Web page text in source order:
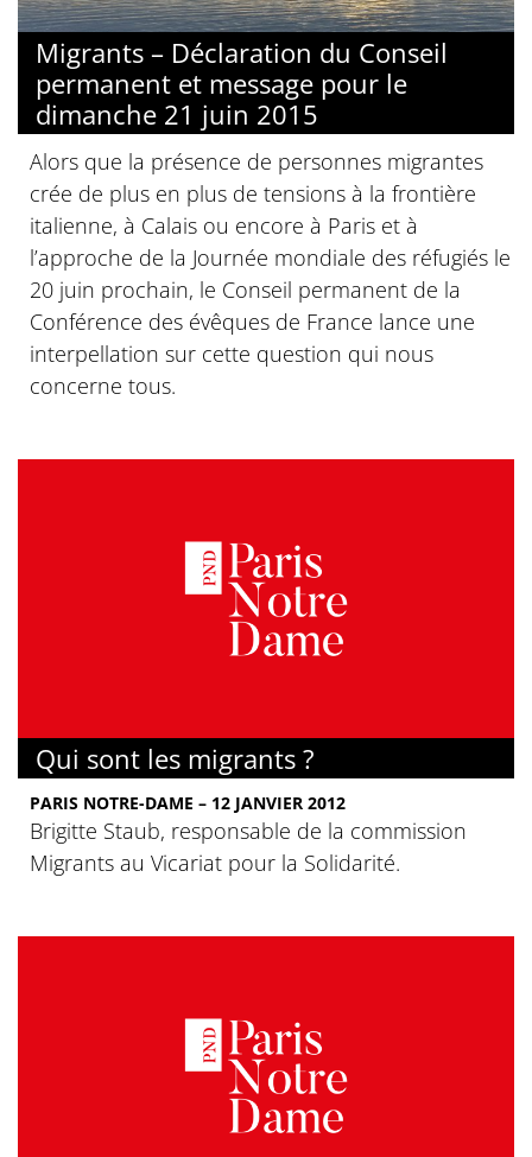
Migrants – Déclaration du Conseil
permanent et message pour le
dimanche 21 juin 2015
Alors que la présence de personnes migrantes
crée de plus en plus de tensions à la frontière
italienne, à Calais ou encore à Paris et à
l’approche de la Journée mondiale des réfugiés le
20 juin prochain, le Conseil permanent de la
Conférence des évêques de France lance une
interpellation sur cette question qui nous
concerne tous.
Qui sont les migrants ?
PARIS NOTRE-DAME – 12 JANVIER 2012
Brigitte Staub, responsable de la commission
Migrants au Vicariat pour la Solidarité.